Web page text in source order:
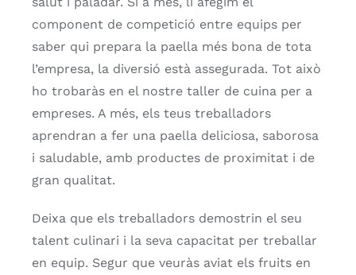
component de competició entre equips per
saber qui prepara la paella més bona de tota
l’empresa, la diversió està assegurada. Tot això
ho trobaràs en el nostre taller de cuina per a
empreses. A més, els teus treballadors
aprendran a fer una paella deliciosa, saborosa
i saludable, amb productes de proximitat i de
gran qualitat.
Deixa que els treballadors demostrin el seu
talent culinari i la seva capacitat per treballar
en equip. Segur que veuràs aviat els fruits en